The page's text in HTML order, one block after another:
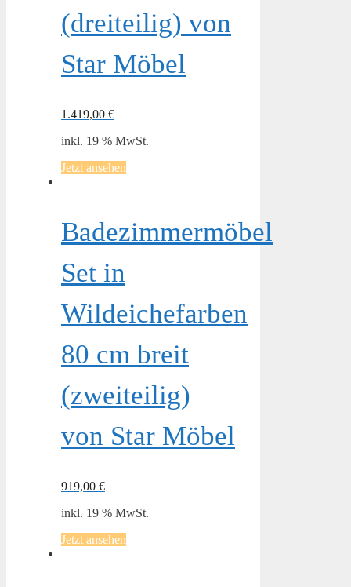
(dreiteilig) von
Star Möbel
1.419,00 €
inkl. 19 % MwSt.
Jetzt ansehen
Badezimmermöbel
Set in
Wildeichefarben
80 cm breit
(zweiteilig)
von Star Möbel
919,00 €
inkl. 19 % MwSt.
Jetzt ansehen